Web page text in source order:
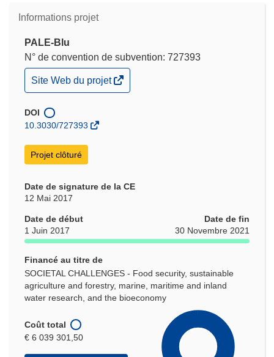
Informations projet
PALE-Blu
N° de convention de subvention: 727393
(s’ouvre
dans
nouvelle
fenêtre)
Site Web du projet
DOI
10.3030/727393
Projet clôturé
Date de signature de la CE
12 Mai 2017
Date de début
1 Juin 2017
Date de fin
30 Novembre 2021
Financé au titre de
SOCIETAL CHALLENGES - Food security, sustainable
agriculture and forestry, marine, maritime and inland
water research, and the bioeconomy
Coût total
€ 6 039 301,50